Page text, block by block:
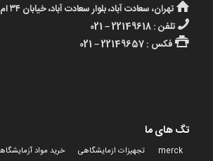
تهران، سعادت آباد، بلوار سعادت آباد، خیابان ۳۴ ام، پلاک ۷۶، واحد ۱۴
تلفن : 22149618 – 021
فکس : 22149657 – 021
تگ های ما
merck تجهیزات ازمایشگاهی
خرید مواد